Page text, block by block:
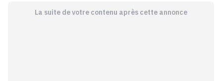
La suite de votre contenu après cette annonce